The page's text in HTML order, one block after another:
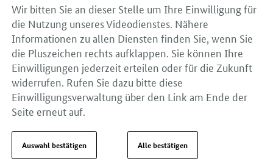
Wir bitten Sie an dieser Stelle um Ihre Einwilligung für
die Nutzung unseres Videodienstes. Nähere
Informationen zu allen Diensten finden Sie, wenn Sie
die Pluszeichen rechts aufklappen. Sie können Ihre
Einwilligungen jederzeit erteilen oder für die Zukunft
widerrufen. Rufen Sie dazu bitte diese
Einwilligungsverwaltung über den Link am Ende der
Seite erneut auf.
Auswahl bestätigen Alle bestätigen